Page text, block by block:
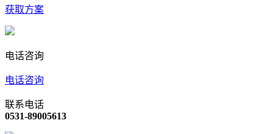
获取方案
电话咨询
电话咨询
联系电话
0531-89005613